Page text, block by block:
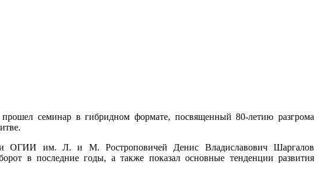
семинар в гибридном формате, посвященный 80-летию разгрома
ОГИИ им. Л. и М. Ростроповичей Денис Владиславович Шаргалов
в последние годы, а также показал основные тенденции развития